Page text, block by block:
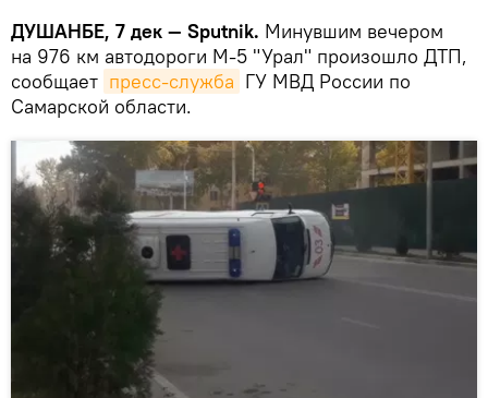
ДУШАНБЕ, 7 дек — Sputnik. Минувшим вечером
на 976 км автодороги М-5 "Урал" произошло ДТП,
сообщает пресс-служба ГУ МВД России по
Самарской области.